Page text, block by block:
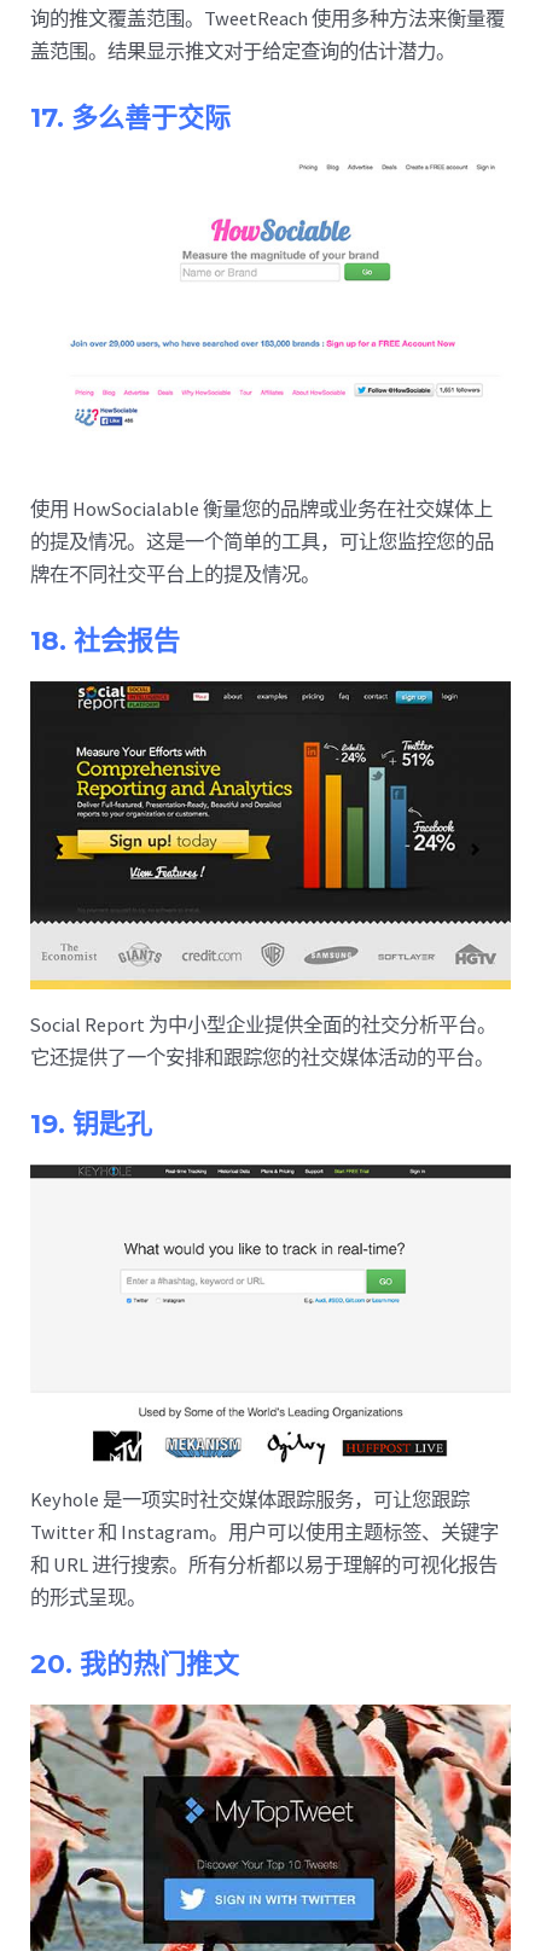
询的推文覆盖范围。TweetReach 使用多种方法来衡量覆
盖范围。结果显示推文对于给定查询的估计潜力。
17. 多么善于交际
使用 HowSocialable 衡量您的品牌或业务在社交媒体上
的提及情况。这是一个简单的工具，可让您监控您的品
牌在不同社交平台上的提及情况。
18. 社会报告
Social Report 为中小型企业提供全面的社交分析平台。
它还提供了一个安排和跟踪您的社交媒体活动的平台。
19. 钥匙孔
Keyhole 是一项实时社交媒体跟踪服务，可让您跟踪
Twitter 和 Instagram。用户可以使用主题标签、关键字
和 URL 进行搜索。所有分析都以易于理解的可视化报告
的形式呈现。
20. 我的热门推文